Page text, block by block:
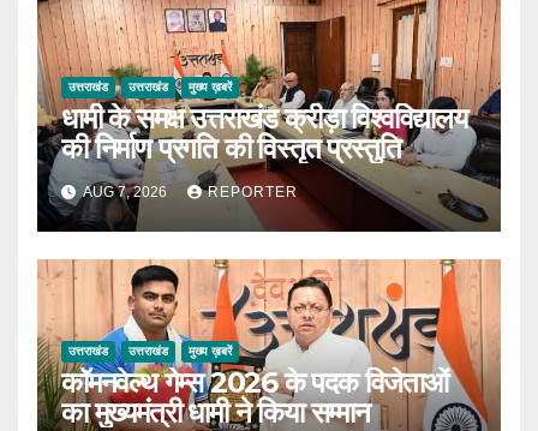
उत्तराखंड उत्तराखंड मुख्य ख़बरें
धामी के समक्ष उत्तराखंड क्रीड़ा विश्वविद्यालय
की निर्माण प्रगति की विस्तृत प्रस्तुति
AUG 7, 2026 REPORTER
उत्तराखंड उत्तराखंड मुख्य ख़बरें
कॉमनवेल्थ गेम्स 2026 के पदक विजेताओं
का मुख्यमंत्री धामी ने किया सम्मान